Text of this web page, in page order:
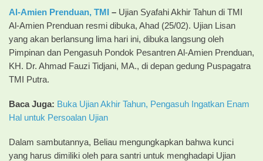
Al-Amien Prenduan, TMI – Ujian Syafahi Akhir Tahun di TMI
Al-Amien Prenduan resmi dibuka, Ahad (25/02). Ujian Lisan
yang akan berlansung lima hari ini, dibuka langsung oleh
Pimpinan dan Pengasuh Pondok Pesantren Al-Amien Prenduan,
KH. Dr. Ahmad Fauzi Tidjani, MA., di depan gedung Puspagatra
TMI Putra.
Baca Juga: Buka Ujian Akhir Tahun, Pengasuh Ingatkan Enam
Hal untuk Persoalan Ujian
Dalam sambutannya, Beliau mengungkapkan bahwa kunci
yang harus dimiliki oleh para santri untuk menghadapi Ujian